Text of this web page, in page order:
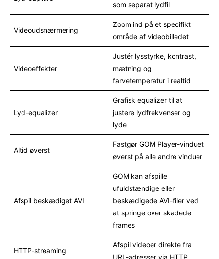
som separat lydfil
Videoudsnærmering
Zoom ind på et specifikt
område af videobilledet
Videoeffekter
Justér lysstyrke, kontrast,
mætning og
farvetemperatur i realtid
Lyd-equalizer
Grafisk equalizer til at
justere lydfrekvenser og
lyde
Altid øverst
Fastgør GOM Player-vinduet
øverst på alle andre vinduer
Afspil beskædiget AVI
GOM kan afspille
ufuldstændige eller
beskædigede AVI-filer ved
at springe over skadede
frames
HTTP-streaming
Afspil videoer direkte fra
URL-adresser via HTTP